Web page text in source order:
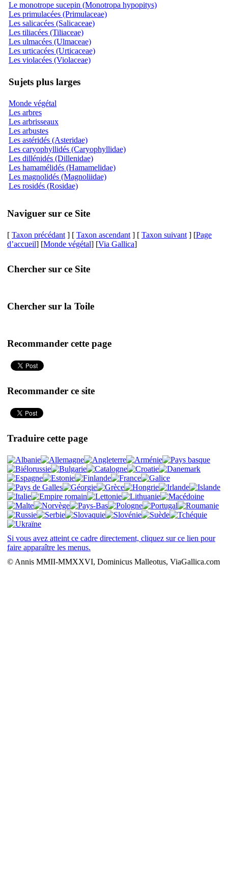
Le monotrope sucepin (Monotropa hypopitys)
Les primulacées (Primulaceae)
Les salicacées (Salicaceae)
Les tiliacées (Tiliaceae)
Les ulmacées (Ulmaceae)
Les urticacées (Urticaceae)
Les violacées (Violaceae)
Sujets plus larges
Monde végétal
Les arbres
Les arbrisseaux
Les arbustes
Les astéridés (Asteridae)
Les caryophyllidés (Caryophyllidae)
Les dillénidés (Dillenidae)
Les hamamélidés (Hamamelidae)
Les magnolidés (Magnoliidae)
Les rosidés (Rosidae)
Naviguer sur ce Site
[ Taxon précédant ] [ Taxon ascendant ] [ Taxon suivant ] [Page
d’accueil] [Monde végétal] [Via Gallica]
Chercher sur ce Site
Chercher sur la Toile
Recommander cette page
Recommander ce site
Traduire cette page
Si vous avez atteint ce cadre directement, cliquez sur ce lien pour
faire apparaître les menus.
© Annis MMII-MMXXVI, Dominicus Malleotus, ViaGallica.com